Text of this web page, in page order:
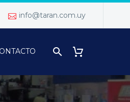
info@taran.com.uy